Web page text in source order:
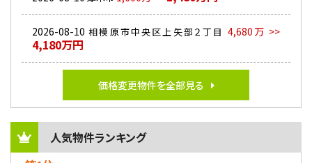
2026-08-10 相模原市中央区上矢部２丁目 4,680万 >>
4,180万円
価格変更物件を全部見る
人気物件ランキング